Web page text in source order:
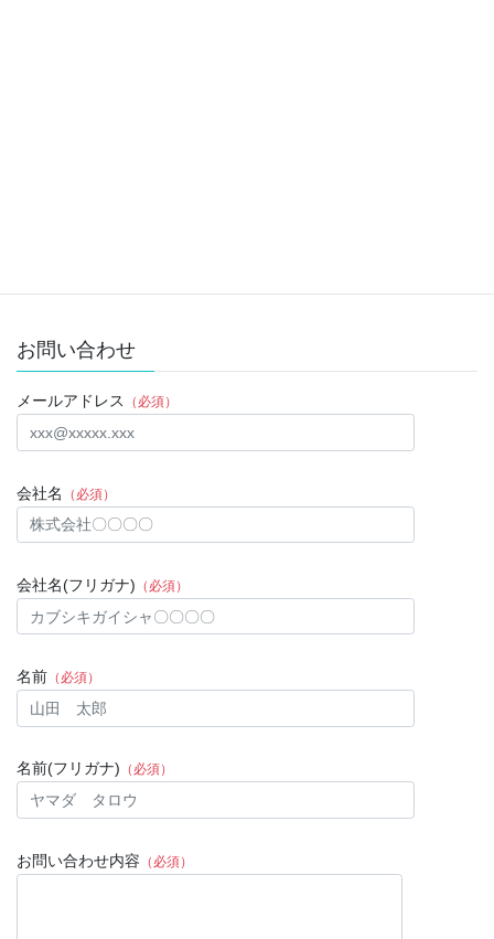
お問い合わせ
メールアドレス （必須）
会社名 （必須）
会社名(フリガナ) （必須）
名前 （必須）
名前(フリガナ) （必須）
お問い合わせ内容 （必須）